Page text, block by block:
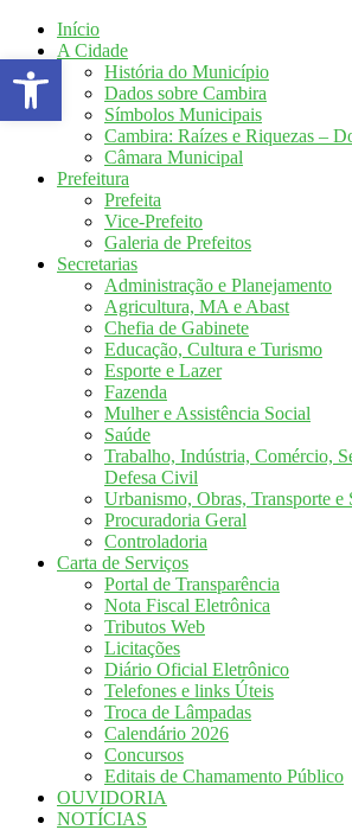
Início
A Cidade
História do Município
Dados sobre Cambira
Símbolos Municipais
Cambira: Raízes e Riquezas –
Câmara Municipal
Prefeitura
Prefeita
Vice-Prefeito
Galeria de Prefeitos
Secretarias
Administração e Planejamento
Agricultura, MA e Abast
Chefia de Gabinete
Educação, Cultura e Turismo
Esporte e Lazer
Fazenda
Mulher e Assistência Social
Saúde
Trabalho, Indústria, Comércio,
Defesa Civil
Urbanismo, Obras, Transporte e
Procuradoria Geral
Controladoria
Carta de Serviços
Portal de Transparência
Nota Fiscal Eletrônica
Tributos Web
Licitações
Diário Oficial Eletrônico
Telefones e links Úteis
Troca de Lâmpadas
Calendário 2026
Concursos
Editais de Chamamento Público
OUVIDORIA
NOTÍCIAS
Abrir a barra de ferramentas